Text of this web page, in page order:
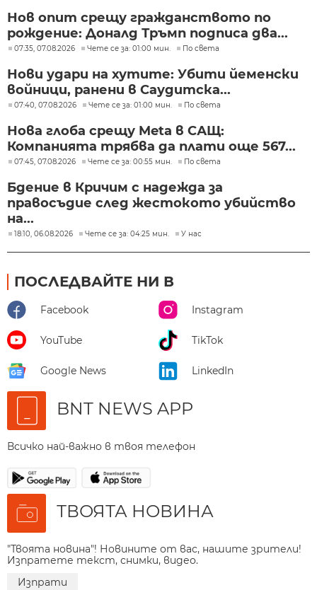
Нов опит срещу гражданството по
рождение: Доналд Тръмп подписа два...
07:35, 07.08.2026 Чете се за: 01:00 мин. По света
Нови удари на хутите: Убити йеменски
войници, ранени в Саудитска...
07:40, 07.08.2026 Чете се за: 01:00 мин. По света
Нова глоба срещу Meta в САЩ:
Компанията трябва да плати още 567...
07:45, 07.08.2026 Чете се за: 00:55 мин. По света
Бдение в Кричим с надежда за
правосъдие след жестокото убийство
на...
18:10, 06.08.2026 Чете се за: 04:25 мин. У нас
ПОСЛЕДВАЙТЕ НИ В
Facebook Instagram
YouTube TikTok
Google News LinkedIn
BNT NEWS APP
Всичко най-важно в твоя телефон
ТВОЯТА НОВИНА
"Твоята новина"! Новините от вас, нашите зрители!
Изпратете текст, снимки, видео.
Изпрати